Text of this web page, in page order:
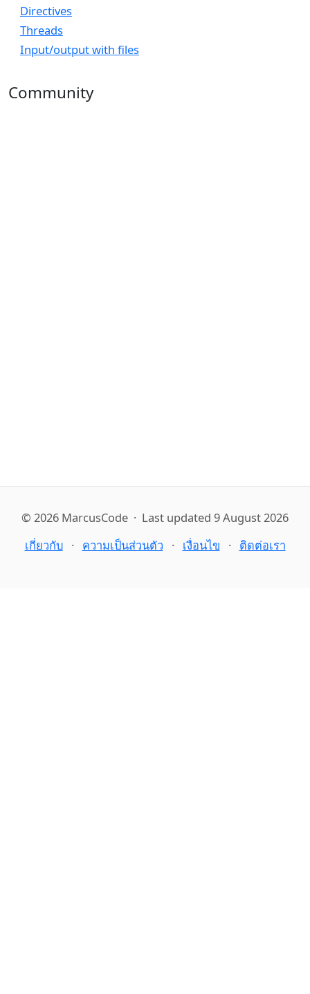
Directives
Threads
Input/output with files
Community
© 2026 MarcusCode · Last updated 9 August 2026
เกี่ยวกับ
ความเป็นส่วนตัว เงื่อนไข ติดต่อเรา